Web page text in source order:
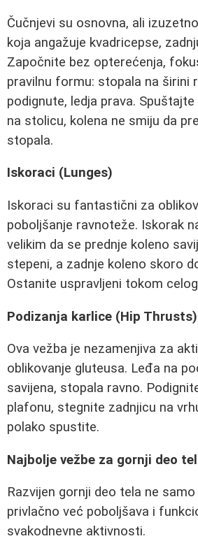
Čučnjevi su osnovna, ali
koja angažuje kvadricepse,
Započnite bez opterećenja,
pravilnu formu: stopala na širini
podignute, ledja prava.
na stolicu, kolena ne smiju da
stopala.
Iskoraci (Lunges)
Iskoraci su fantastični za
poboljšanje ravnoteže. Iskorak
velikim da se prednje koleno
stepeni, a zadnje koleno skoro
Ostanite uspravljeni tokom
Podizanja karlice (Hip Thrusts)
Ova vežba je nezamenjiva za
oblikovanje gluteusa. Leđa na
savijena, stopala ravno.
plafonu, stegnite zadnjicu na
polako spustite.
Najbolje vežbe za gornji deo
Razvijen gornji deo tela ne
privlačno već poboljšava i
svakodnevne aktivnosti.